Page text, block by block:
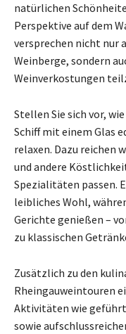
natürlichen
Perspektive auf dem
versprechen nicht nur
Weinberge, sondern
Weinverkostungen
Stellen Sie sich vor,
Schiff mit einem Glas
relaxen. Dazu reichen
und andere
Spezialitäten passen.
leibliches Wohl,
Gerichte genießen –
zu klassischen
Zusätzlich zu den
Rheingauweintouren
Aktivitäten wie
sowie